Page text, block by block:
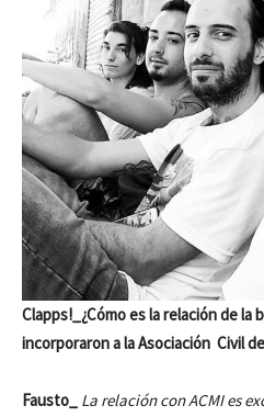
Clapps!_¿Cómo es la relación de la
incorporaron a la Asociación Civil
Fausto_ La relación con ACMI es